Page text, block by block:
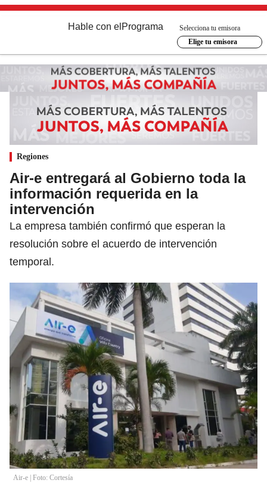
Hable con el Programa
Selecciona tu emisora
Elige tu emisora
Regiones
Air-e entregará al Gobierno toda la
información requerida en la
intervención
La empresa también confirmó que esperan la
resolución sobre el acuerdo de intervención
temporal.
Air-e | Foto: Cortesía